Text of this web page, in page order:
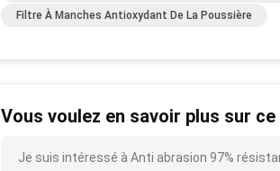
Filtre À Manches Antioxydant De La Poussière
Vous voulez en savoir plus sur
Je suis intéressé à Anti abrasion 97%